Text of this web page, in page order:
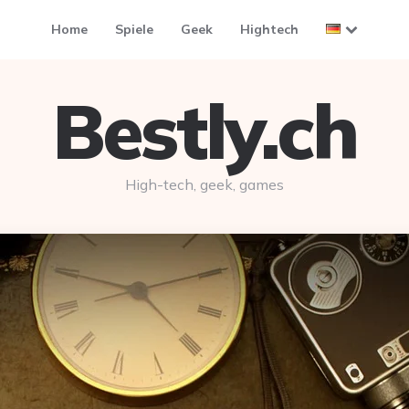
Home Spiele Geek Hightech
Bestly.ch
High-tech, geek, games